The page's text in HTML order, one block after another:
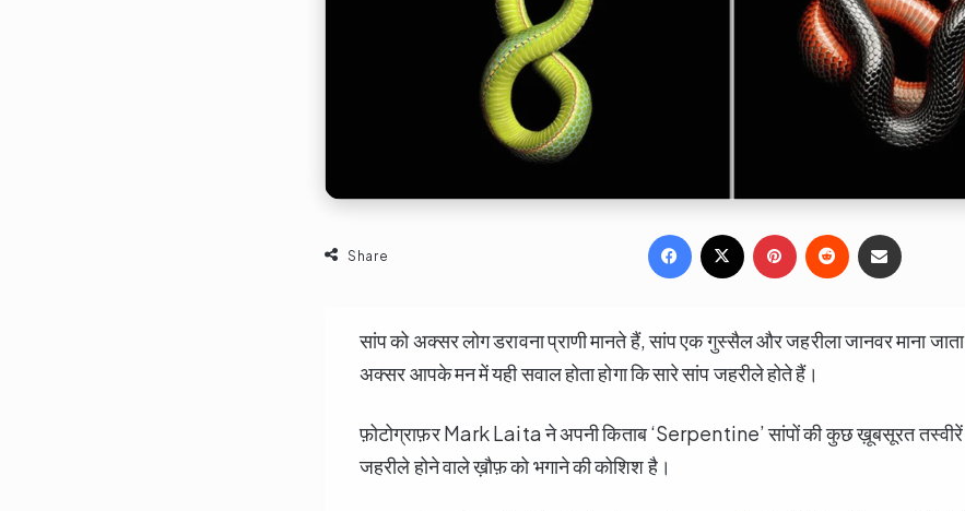
Share
Facebook Pinterest
Reddit
सांप को अक्सर लोग डरावना प्राणी मानते हैं, सांप एक गुस्सैल और जहरीला जानवर माना
अक्सर आपके मन में यही सवाल होता होगा कि सारे सांप जहरीले होते हैं।
फ़ोटोग्राफ़र Mark Laita ने अपनी किताब ‘Serpentine’ सांपों की कुछ ख़ूबसूरत
जहरीले होने वाले ख़ौफ़ को भगाने की कोशिश है।